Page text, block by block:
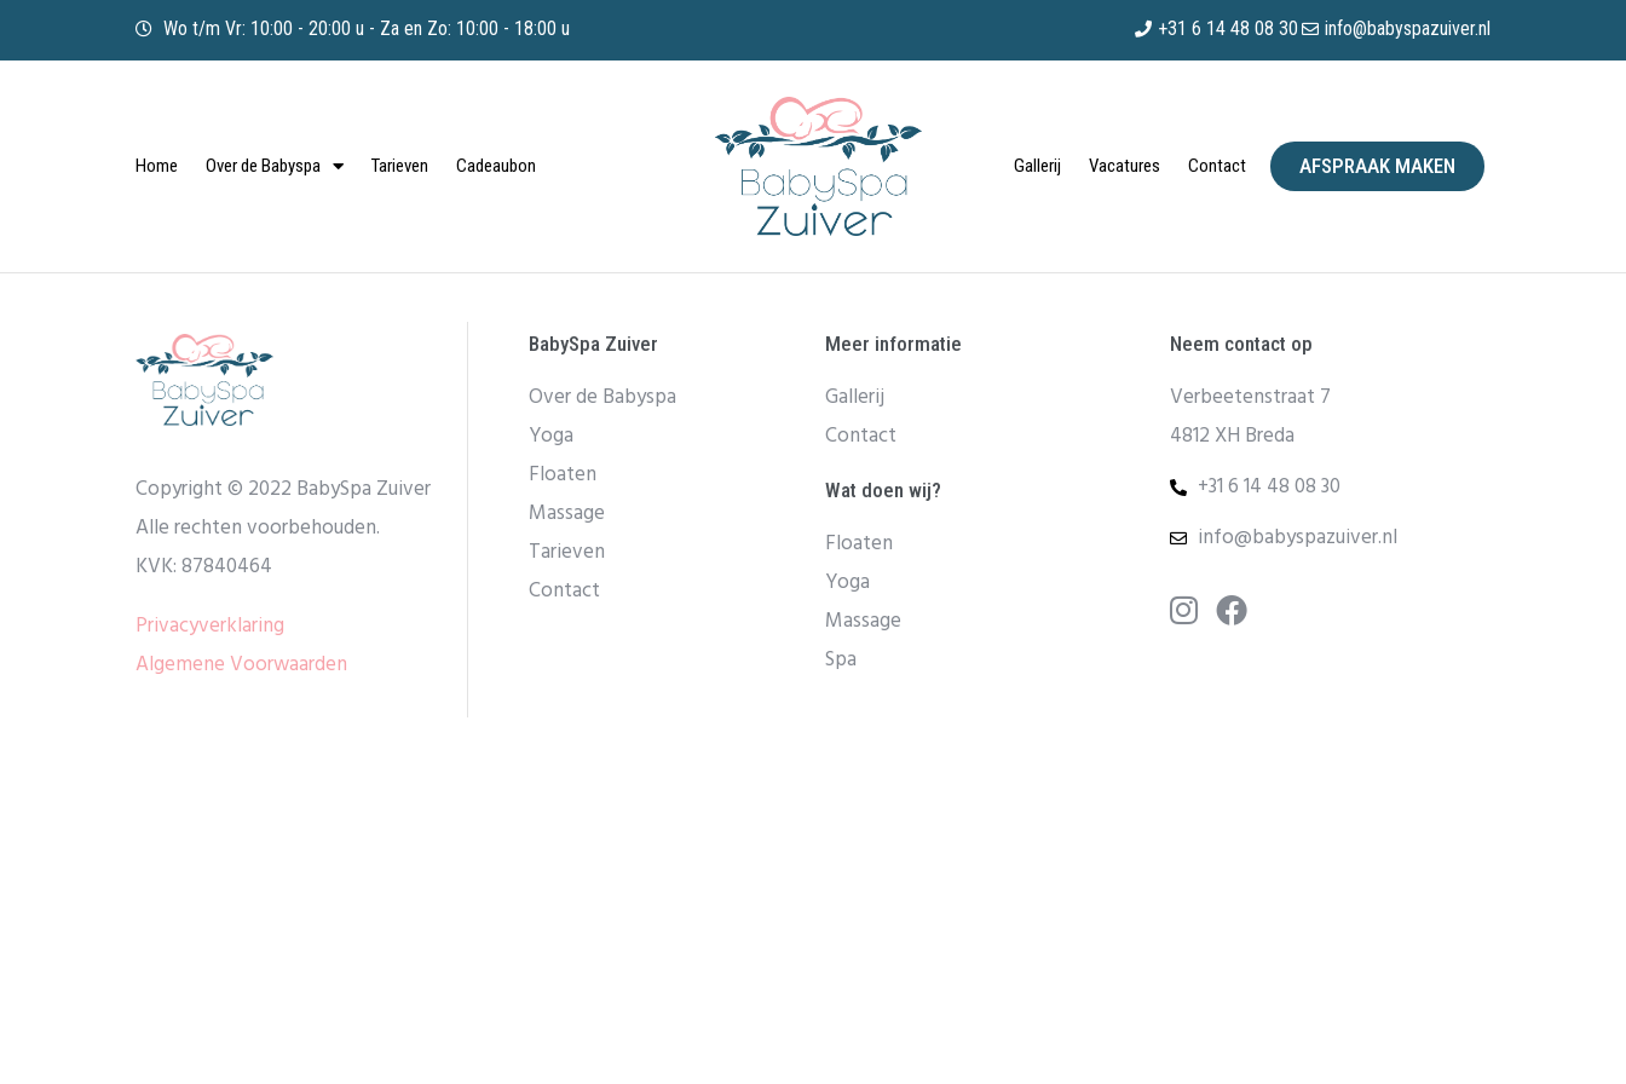
Wo t/m Vr: 10:00 - 20:00 u - Za en Zo: 10:00 - 18:00 u +31 6 14 48 08 30 info@babyspazuiver.nl
Home Over de Babyspa Tarieven Cadeaubon Gallerij Vacatures Contact AFSPRAAK MAKEN
Copyright © 2022 BabySpa Zuiver
Alle rechten voorbehouden.
KVK: 87840464
Privacyverklaring
Algemene Voorwaarden
BabySpa Zuiver
Over de Babyspa
Yoga
Floaten
Massage
Tarieven
Contact
Meer informatie
Gallerij
Contact
Wat doen wij?
Floaten
Yoga
Massage
Spa
Neem contact op
Verbeetenstraat 7
4812 XH Breda
+31 6 14 48 08 30
info@babyspazuiver.nl